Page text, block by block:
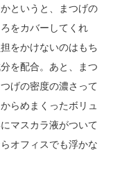
というと、まつげの
をカバーしてくれ
をかけないのはもち
を配合。あと、まつ
げの密度の濃さって
らめまくったボリュ
マスカラ液がついて
オフィスでも浮かな